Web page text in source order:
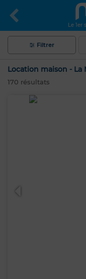
Le 1er
Filtrer
Location maison - La
170 résultats